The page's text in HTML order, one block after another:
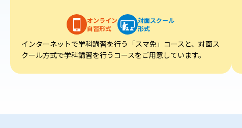
オンライン
自習形式
対面スクール
形式
インターネットで学科講習を行う「スマ免」コースと、対面ス
クール方式で学科講習を行うコースをご用意しています。